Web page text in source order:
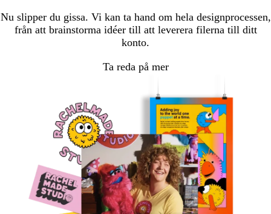
Nu slipper du gissa. Vi kan ta hand om hela designprocessen,
från att brainstorma idéer till att leverera filerna till ditt
konto.
Ta reda på mer